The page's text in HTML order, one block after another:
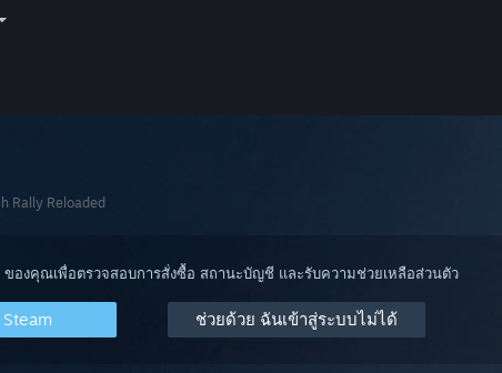
Rally Reloaded
ของคุณเพื่อตรวจสอบการสั่งซื้อ สถานะบัญชี และรับความช่วยเหลือส่วนตัว
ช่วยด้วย ฉันเข้าสู่ระบบไม่ได้